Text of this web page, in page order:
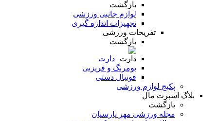
بازگشت
لوازم جانبی ورزشی
تجهیزات اندازه گیری
تفریحات ورزشی
بازگشت
دارت
بومرنگ و فریزبی
فوتبال دستی
پکیج لوازم ورزشی
بلاگ اسپرت مال
بازگشت
مجله ورزشی مهر پارسیان